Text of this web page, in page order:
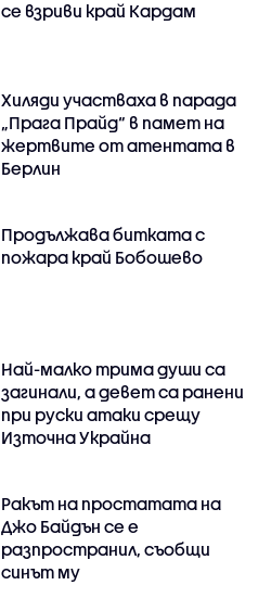
се взриви край Кардам
Хиляди участваха в парада
„Прага Прайд“ в памет на
жертвите от атентата в
Берлин
Продължава битката с
пожара край Бобошево
Най-малко трима души са
загинали, а девет са ранени
при руски атаки срещу
Източна Украйна
Ракът на простатата на
Джо Байдън се е
разпространил, съобщи
синът му